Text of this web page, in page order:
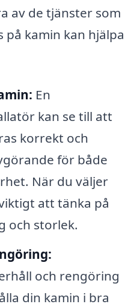
av de tjänster som
kamin kan hjälpa
En
kan se till att
korrekt och
för både
När du väljer
att tänka på
och storlek.
och rengöring
din kamin i bra